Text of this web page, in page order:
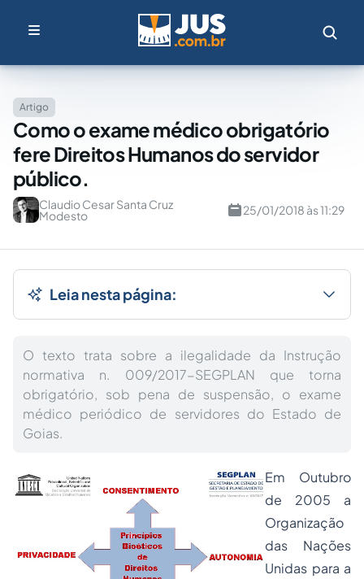
Artigo
Como o exame médico obrigatório
fere Direitos Humanos do servidor
público.
Claudio Cesar Santa Cruz
Modesto 25/01/2018 às 11:29
Leia nesta página:
O texto trata sobre a ilegalidade da Instrução
normativa n. 009/2017-SEGPLAN que torna
obrigatório, sob pena de suspensão, o exame
médico periódico de servidores do Estado de
Goias.
Em Outubro
de 2005 a
Organização
das Nações
Unidas para a